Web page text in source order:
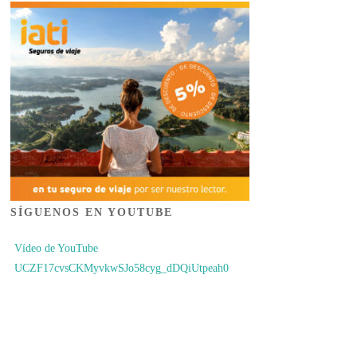
SÍGUENOS EN YOUTUBE
Vídeo de YouTube
UCZF17cvsCKMyvkwSJo58cyg_dDQiUtpeah0